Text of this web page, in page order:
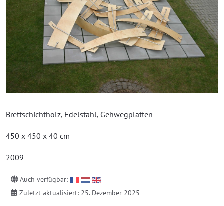
Brettschichtholz, Edelstahl, Gehwegplatten
450 x 450 x 40 cm
2009
Auch verfügbar:
Zuletzt aktualisiert: 25. Dezember 2025